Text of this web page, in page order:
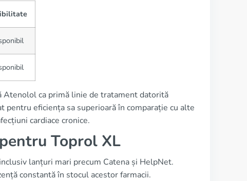
Atenolol ca primă linie de tratament datorită
eficiența sa superioară în comparație cu alte
cardiace cronice.
Toprol XL
lanțuri mari precum Catena și HelpNet.
constantă în stocul acestor farmacii.